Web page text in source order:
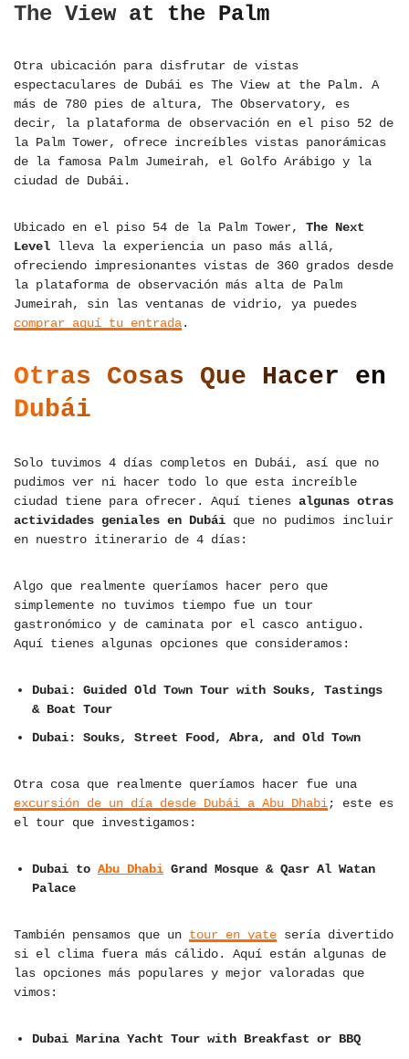
The View at the Palm
Otra ubicación para disfrutar de vistas
espectaculares de Dubái es The View at the Palm. A
más de 780 pies de altura, The Observatory, es
decir, la plataforma de observación en el piso 52 de
la Palm Tower, ofrece increíbles vistas panorámicas
de la famosa Palm Jumeirah, el Golfo Arábigo y la
ciudad de Dubái.
Ubicado en el piso 54 de la Palm Tower, The Next
Level lleva la experiencia un paso más allá,
ofreciendo impresionantes vistas de 360 grados desde
la plataforma de observación más alta de Palm
Jumeirah, sin las ventanas de vidrio, ya puedes
comprar aquí tu entrada.
Otras Cosas Que Hacer en
Dubái
Solo tuvimos 4 días completos en Dubái, así que no
pudimos ver ni hacer todo lo que esta increíble
ciudad tiene para ofrecer. Aquí tienes algunas otras
actividades geniales en Dubái que no pudimos incluir
en nuestro itinerario de 4 días:
Algo que realmente queríamos hacer pero que
simplemente no tuvimos tiempo fue un tour
gastronómico y de caminata por el casco antiguo.
Aquí tienes algunas opciones que consideramos:
Dubai: Guided Old Town Tour with Souks, Tastings
& Boat Tour
Dubai: Souks, Street Food, Abra, and Old Town
Otra cosa que realmente queríamos hacer fue una
excursión de un día desde Dubái a Abu Dhabi; este es
el tour que investigamos:
Dubai to Abu Dhabi Grand Mosque & Qasr Al Watan
Palace
También pensamos que un tour en yate sería divertido
si el clima fuera más cálido. Aquí están algunas de
las opciones más populares y mejor valoradas que
vimos:
Dubai Marina Yacht Tour with Breakfast or BBQ